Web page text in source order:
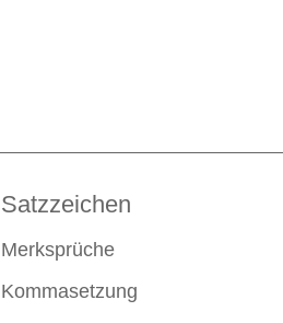
Satzzeichen
Merksprüche
Kommasetzung